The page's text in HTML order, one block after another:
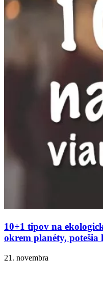
10+1 tipov na
okrem planéty, potešia
21. novembra